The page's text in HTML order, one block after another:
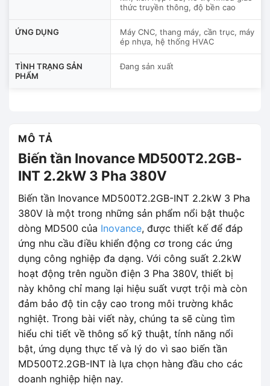
thức truyền thông, độ bền cao
ỨNG DỤNG
Máy CNC, thang máy, cần trục, máy
ép nhựa, hệ thống HVAC
TÌNH TRẠNG SẢN
PHẨM
Đang sản xuất
MÔ TẢ
Biến tần Inovance MD500T2.2GB-
INT 2.2kW 3 Pha 380V
Biến tần Inovance MD500T2.2GB-INT 2.2kW 3 Pha
380V là một trong những sản phẩm nổi bật thuộc
dòng MD500 của Inovance, được thiết kế để đáp
ứng nhu cầu điều khiển động cơ trong các ứng
dụng công nghiệp đa dạng. Với công suất 2.2kW
hoạt động trên nguồn điện 3 Pha 380V, thiết bị
này không chỉ mang lại hiệu suất vượt trội mà còn
đảm bảo độ tin cậy cao trong môi trường khắc
nghiệt. Trong bài viết này, chúng ta sẽ cùng tìm
hiểu chi tiết về thông số kỹ thuật, tính năng nổi
bật, ứng dụng thực tế và lý do vì sao biến tần
MD500T2.2GB-INT là lựa chọn hàng đầu cho các
doanh nghiệp hiện nay.